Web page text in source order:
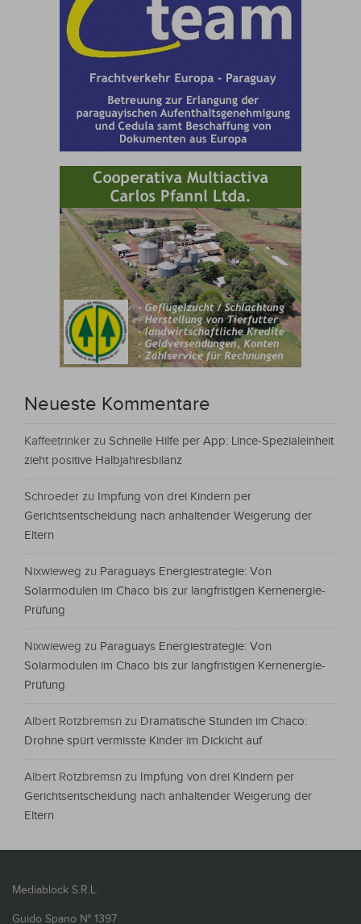
Neueste Kommentare
Kaffeetrinker zu Schnelle Hilfe per App: Lince-Spezialeinheit
zieht positive Halbjahresbilanz
Schroeder zu Impfung von drei Kindern per
Gerichtsentscheidung nach anhaltender Weigerung der
Eltern
Nixwieweg zu Paraguays Energiestrategie: Von
Solarmodulen im Chaco bis zur langfristigen Kernenergie-
Prüfung
Nixwieweg zu Paraguays Energiestrategie: Von
Solarmodulen im Chaco bis zur langfristigen Kernenergie-
Prüfung
Albert Rotzbremsn zu Dramatische Stunden im Chaco:
Drohne spürt vermisste Kinder im Dickicht auf
Albert Rotzbremsn zu Impfung von drei Kindern per
Gerichtsentscheidung nach anhaltender Weigerung der
Eltern
Mediablock S.R.L.
Guido Spano N° 1397